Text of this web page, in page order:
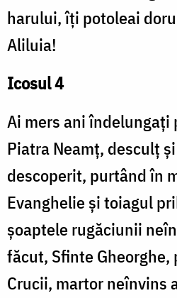
harului, îți potoleai
Aliluia!
Icosul 4
Ai mers ani îndelungați
Piatra Neamț, desculț
descoperit, purtând în
Evanghelie și toiagul
șoaptele rugăciunii
făcut, Sfinte
Crucii, martor neînvins